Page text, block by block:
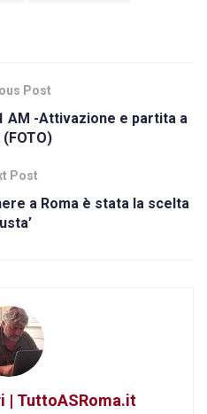
Post
AM -Attivazione e partita a
Post
a Roma è stata la scelta
| TuttoASRoma.it